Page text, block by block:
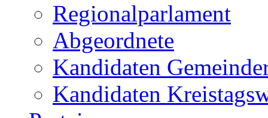
Regionalparlament
Abgeordnete
Kandidaten
Kandidaten